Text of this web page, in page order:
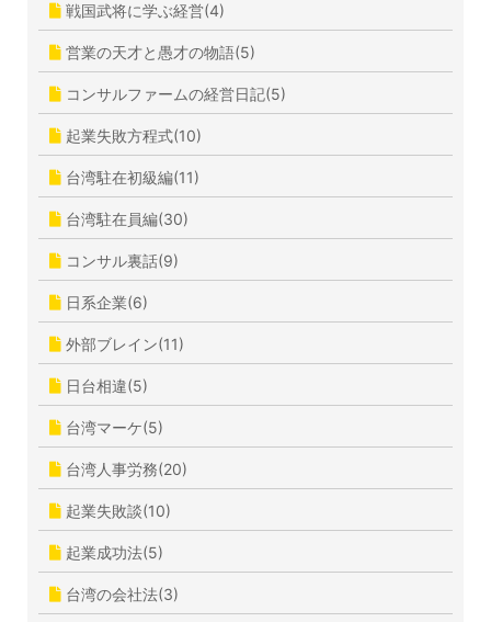
戦国武将に学ぶ経営(4)
営業の天才と愚才の物語(5)
コンサルファームの経営日記(5)
起業失敗方程式(10)
台湾駐在初級編(11)
台湾駐在員編(30)
コンサル裏話(9)
日系企業(6)
外部ブレイン(11)
日台相違(5)
台湾マーケ(5)
台湾人事労務(20)
起業失敗談(10)
起業成功法(5)
台湾の会社法(3)